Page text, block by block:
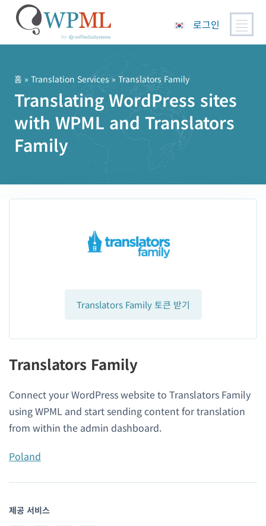
로그인
홈 » Translation Services » Translators Family
Translating WordPress sites
with WPML and Translators
Family
Translators Family 토큰 받기
Translators Family
Connect your WordPress website to Translators Family
using WPML and start sending content for translation
from within the admin dashboard.
Poland
제공 서비스